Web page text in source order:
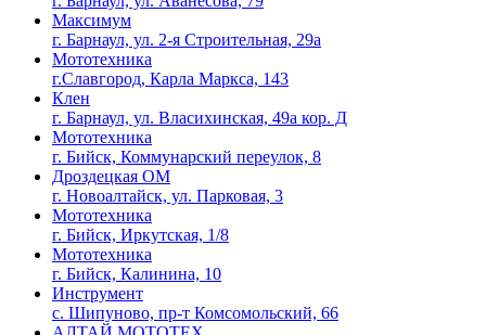
Максимум
г. Барнаул, ул. 2-я Строительная, 29а
Мототехника
г.Славгород, Карла Маркса, 143
Клен
г. Барнаул, ул. Власихинская, 49а кор. Д
Мототехника
г. Бийск, Коммунарский переулок, 8
Дроздецкая ОМ
г. Новоалтайск, ул. Парковая, 3
Мототехника
г. Бийск, Иркутская, 1/8
Мототехника
г. Бийск, Калинина, 10
Инструмент
с. Шипуново, пр-т Комсомольский, 66